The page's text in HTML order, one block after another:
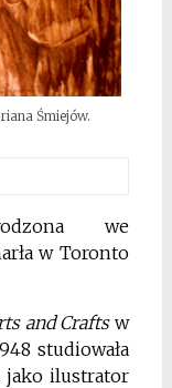
Śmiejów.
we
w Toronto
and Craftsw
studiowała
jako ilustrator